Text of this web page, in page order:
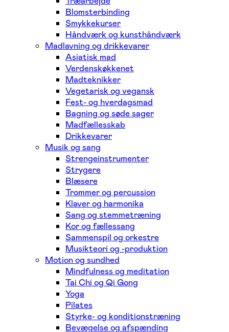
Blomsterbinding
Smykkekurser
Håndværk og kunsthåndværk
Madlavning og drikkevarer
Asiatisk mad
Verdenskøkkenet
Madteknikker
Vegetarisk og vegansk
Fest- og hverdagsmad
Bagning og søde sager
Madfællesskab
Drikkevarer
Musik og sang
Strengeinstrumenter
Strygere
Blæsere
Trommer og percussion
Klaver og harmonika
Sang og stemmetræning
Kor og fællessang
Sammenspil og orkestre
Musikteori og -produktion
Motion og sundhed
Mindfulness og meditation
Tai Chi og Qi Gong
Yoga
Pilates
Styrke- og konditionstræning
Bevægelse og afspænding